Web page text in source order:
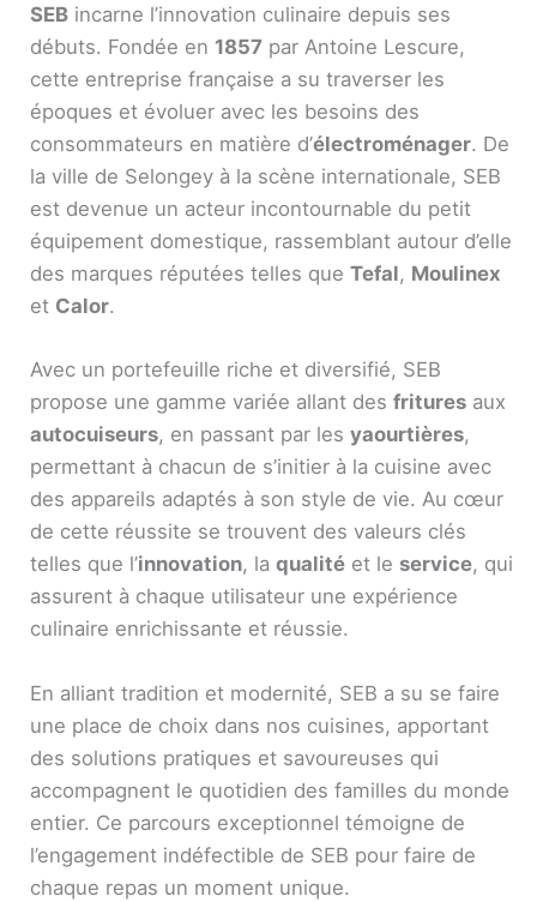
SEB incarne l’innovation culinaire depuis ses
débuts. Fondée en 1857 par Antoine Lescure,
cette entreprise française a su traverser les
époques et évoluer avec les besoins des
consommateurs en matière d’électroménager. De
la ville de Selongey à la scène internationale, SEB
est devenue un acteur incontournable du petit
équipement domestique, rassemblant autour d’elle
des marques réputées telles que Tefal, Moulinex
et Calor.
Avec un portefeuille riche et diversifié, SEB
propose une gamme variée allant des fritures aux
autocuiseurs, en passant par les yaourtières,
permettant à chacun de s’initier à la cuisine avec
des appareils adaptés à son style de vie. Au cœur
de cette réussite se trouvent des valeurs clés
telles que l’innovation, la qualité et le service, qui
assurent à chaque utilisateur une expérience
culinaire enrichissante et réussie.
En alliant tradition et modernité, SEB a su se faire
une place de choix dans nos cuisines, apportant
des solutions pratiques et savoureuses qui
accompagnent le quotidien des familles du monde
entier. Ce parcours exceptionnel témoigne de
l’engagement indéfectible de SEB pour faire de
chaque repas un moment unique.